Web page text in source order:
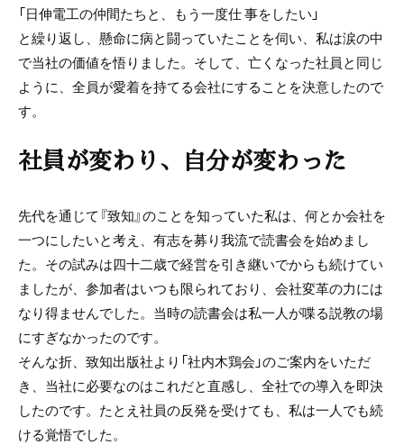
「日伸電工の仲間たちと、もう一度仕 事をしたい」
と繰り返し、懸命に病と闘っていたことを伺い、私は涙の中
で当社の価値を悟りました。そして、亡くなった社員と同じ
ように、全員が愛着を持てる会社にすることを決意したので
す。
社員が変わり、自分が変わった
先代を通じて『致知』のことを知っていた私は、何とか会社を
一つにしたいと考え、有志を募り我流で読書会を始めまし
た。その試みは四十二歳で経営を引き継いでからも続けてい
ましたが、参加者はいつも限られており、会社変革の力には
なり得ませんでした。当時の読書会は私一人が喋る説教の場
にすぎなかったのです。
そんな折、致知出版社より「社内木鶏会」のご案内をいただ
き、当社に必要なのはこれだと直感し、全社での導入を即決
したのです。たとえ社員の反発を受けても、私は一人でも続
ける覚悟でした。